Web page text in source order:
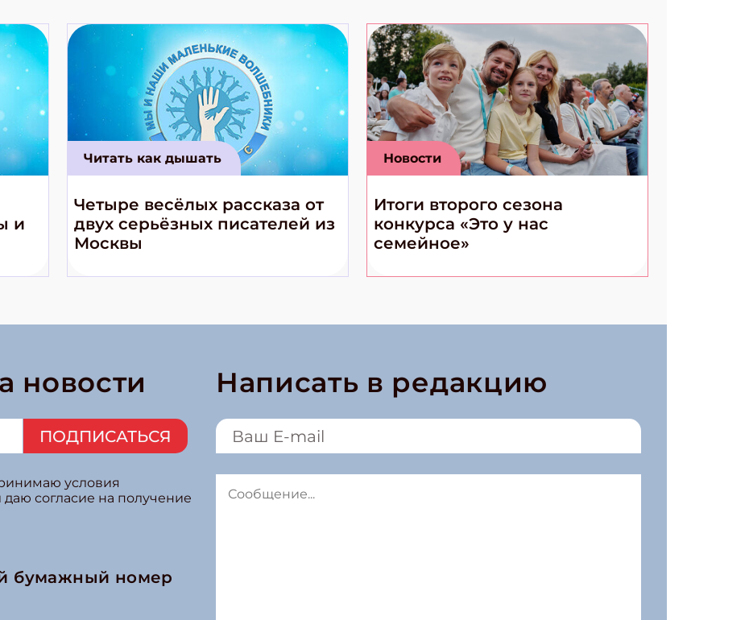
и
Читать как дышать
Четыре весёлых рассказа от
двух серьёзных писателей из
Москвы
Новости
Итоги второго сезона
конкурса «Это у нас
семейное»
новости
ПОДПИСАТЬСЯ
условия
согласие на получение
бумажный номер
Написать в редакцию